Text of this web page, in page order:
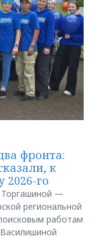
фронта:
к
2026-го
Торгашиной —
региональной
работам